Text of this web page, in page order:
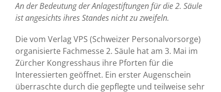
An der Bedeutung der Anlagestiftungen für die 2. Säule
ist angesichts ihres Standes nicht zu zweifeln.
Die vom Verlag VPS (Schweizer Personalvorsorge)
organisierte Fachmesse 2. Säule hat am 3. Mai im
Zürcher Kongresshaus ihre Pforten für die
Interessierten geöffnet. Ein erster Augenschein
überraschte durch die gepflegte und teilweise sehr